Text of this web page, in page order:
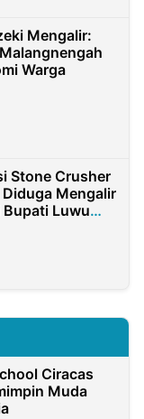
Mengalir:
Warga
Stone Crusher
Mengalir
Bupati Luwu
Ciracas
Muda